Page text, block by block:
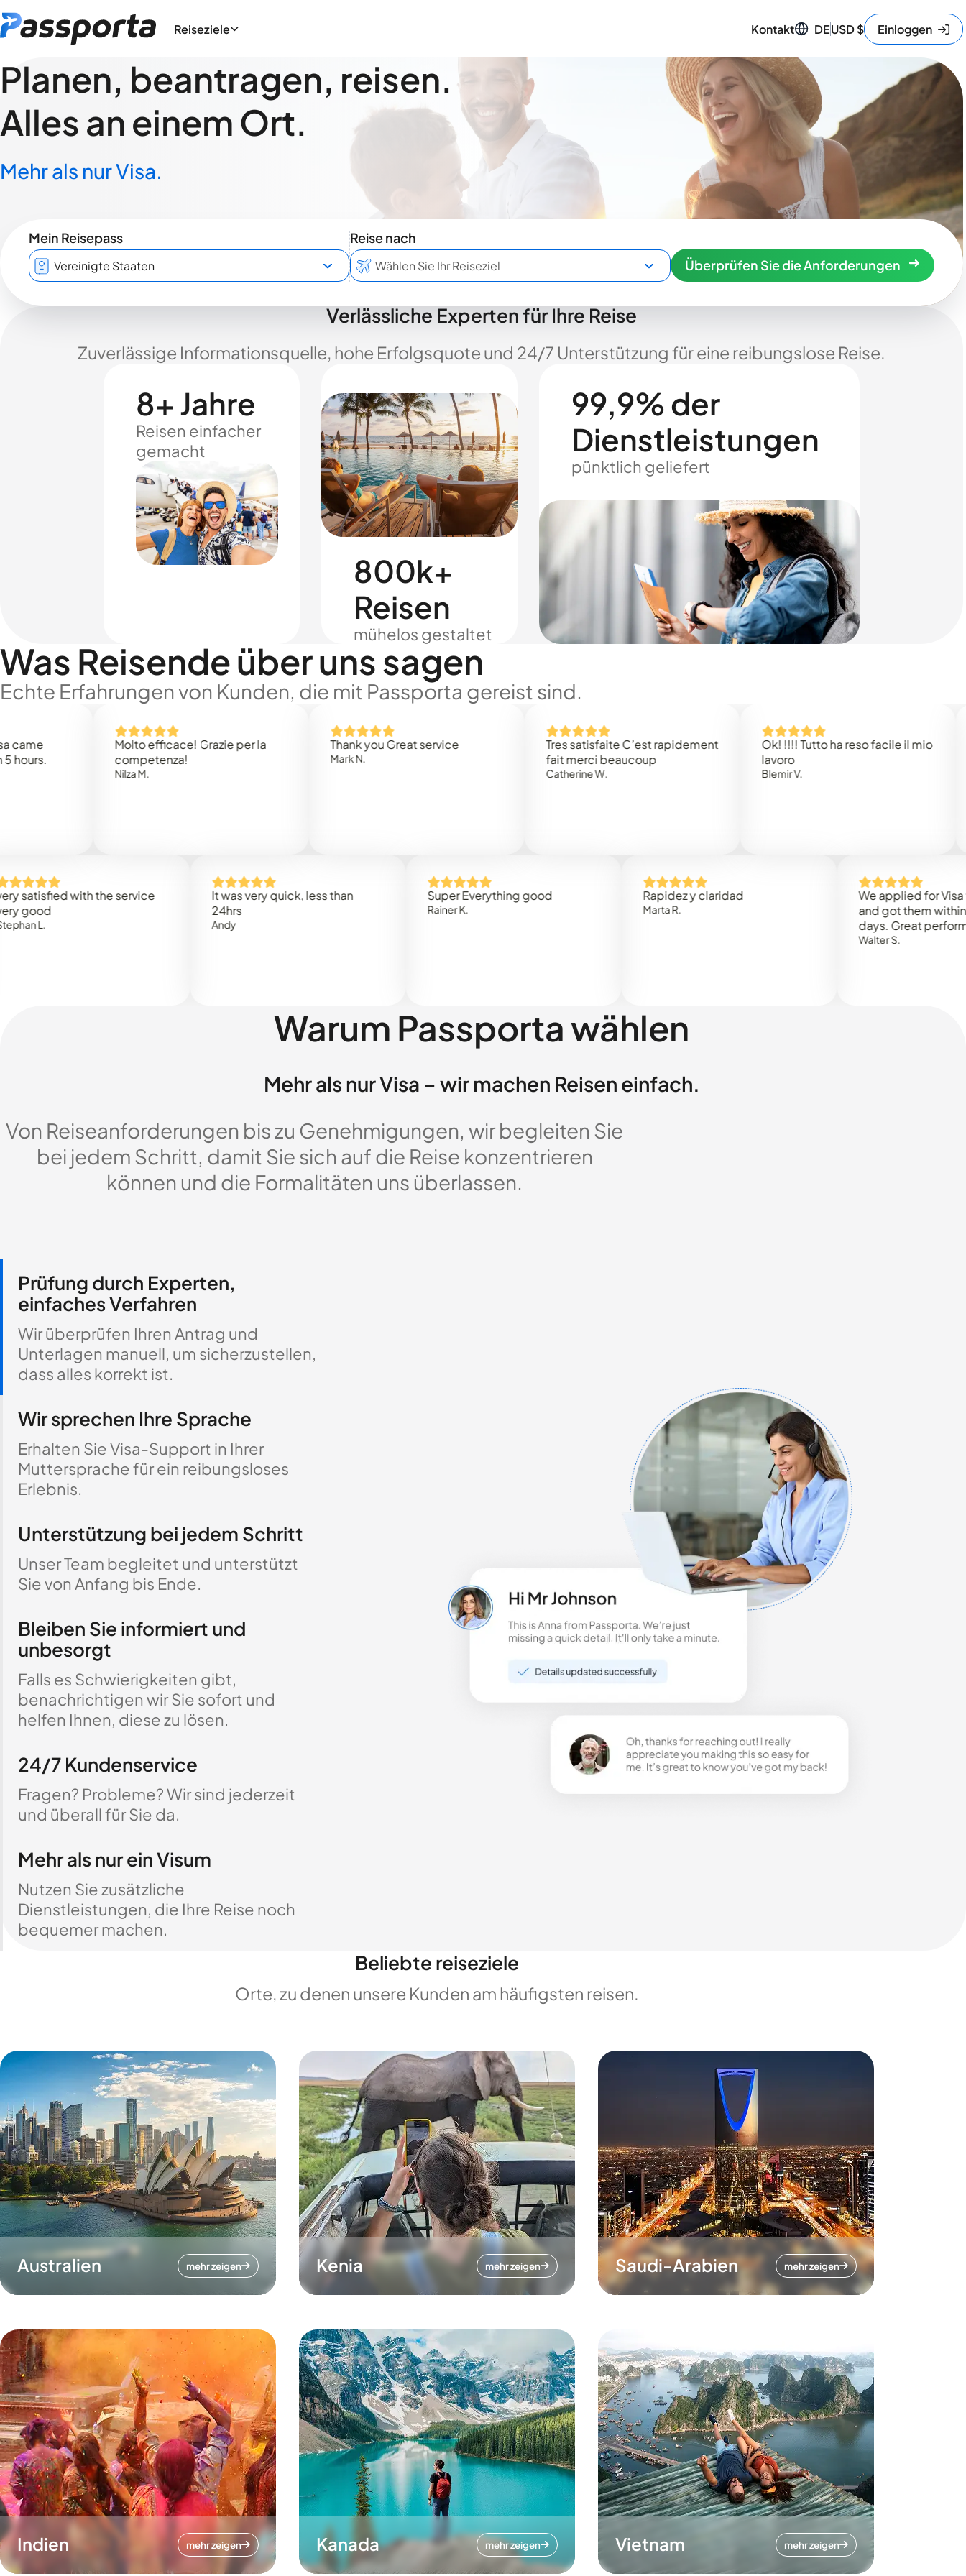
Reiseziele Kontakt DEUSD$ Einloggen
Planen, beantragen, reisen.
Alles an einem Ort.
Mehr als nur Visa.
Mein Reisepass
Reise nach
Überprüfen Sie die Anforderungen
Verlässliche Experten für Ihre Reise
Zuverlässige Informationsquelle, hohe Erfolgsquote und 24/7 Unterstützung für eine reibungslose Reise.
8+ Jahre
Reisen einfacher
gemacht
800k+
Reisen
mühelos gestaltet
99,9% der
Dienstleistungen
pünktlich geliefert
Was Reisende über uns sagen
Echte Erfahrungen von Kunden, die mit Passporta gereist sind.
Molto efficace! Grazie per la
competenza!
Thank you Great service
Tres satisfaite C’est rapidement
fait merci beaucoup
Catherine W.
Ok! !!!! Tutto ha reso facile il mio
with the service
It was very quick, less than
Super Everything good Rapidez y claridad
We applied for Visa to
and got them within 3
days. Great performance!
Walter S.
Warum Passporta wählen
Mehr als nur Visa – wir machen Reisen einfach.
Von Reiseanforderungen bis zu Genehmigungen, wir begleiten Sie
bei jedem Schritt, damit Sie sich auf die Reise konzentrieren
können und die Formalitäten uns überlassen.
Prüfung durch Experten,
einfaches Verfahren
Wir überprüfen Ihren Antrag und
Unterlagen manuell, um sicherzustellen,
dass alles korrekt ist.
Wir sprechen Ihre Sprache
Erhalten Sie Visa-Support in Ihrer
Muttersprache für ein reibungsloses
Erlebnis.
Unterstützung bei jedem Schritt
Unser Team begleitet und unterstützt
Sie von Anfang bis Ende.
Bleiben Sie informiert und
unbesorgt
Falls es Schwierigkeiten gibt,
benachrichtigen wir Sie sofort und
helfen Ihnen, diese zu lösen.
24/7 Kundenservice
Fragen? Probleme? Wir sind jederzeit
und überall für Sie da.
Mehr als nur ein Visum
Nutzen Sie zusätzliche
Dienstleistungen, die Ihre Reise noch
bequemer machen.
Beliebte reiseziele
Orte, zu denen unsere Kunden am häufigsten reisen.
Australien mehr zeigen Kenia mehr zeigen Saudi-Arabien mehr zeigen
Indien mehr zeigen Kanada mehr zeigen Vietnam mehr zeigen